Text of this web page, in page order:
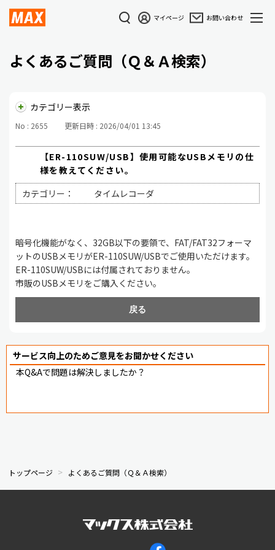
マイページ お問い合わせ
よくあるご質問（Ｑ＆Ａ検索）
カテゴリー表示
No : 2655 更新日時 : 2026/04/01 13:45
【ER-110SUW/USB】使用可能なUSBメモリの仕
様を教えてください。
カテゴリー：
タイムレコーダ
暗号化機能がなく、32GB以下の要領で、FAT/FAT32フォーマ
ットのUSBメモリがER-110SUW/USBでご使用いただけます。
ER-110SUW/USBには付属されておりません。
市販のUSBメモリをご購入ください。
戻る
サービス向上のためご意見をお聞かせください
本Q&Aで問題は解決しましたか？
トップページ よくあるご質問（Ｑ＆Ａ検索）